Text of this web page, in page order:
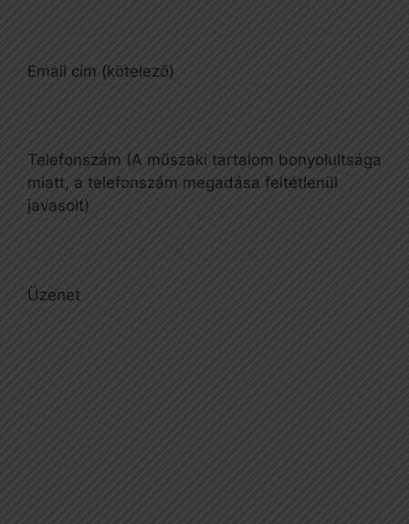
Email cím (kötelező)
Telefonszám (A műszaki tartalom bonyolultsága
miatt, a telefonszám megadása feltétlenül
javasolt)
Üzenet